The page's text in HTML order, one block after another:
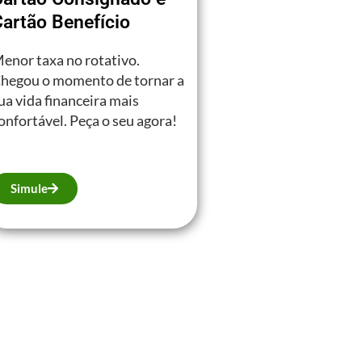
Benefício
taxa no rotativo.
o momento de tornar a
vida financeira mais
Peça o seu agora!
Simule